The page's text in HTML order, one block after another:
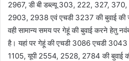
2967, डी बी डब्ल्यू 303, 222, 327,
2903, 2938 एवं एचडी 3237 की बुवाई की
वही सामान्य समय पर गेहूं की बुवाई करने हेतु
है। यहां पर गेहूं की एचडी 3086 एचडी
1105, यूपी 2554, 2528, 2784 की बुवाई